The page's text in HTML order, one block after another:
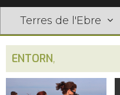
Terres de l'Ebre
ENTORN,